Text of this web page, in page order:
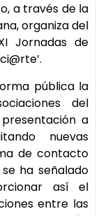
a través de la
organiza del
Jornadas de
pública la
del
a
nuevas
de contacto
ha señalado
así el
entre las